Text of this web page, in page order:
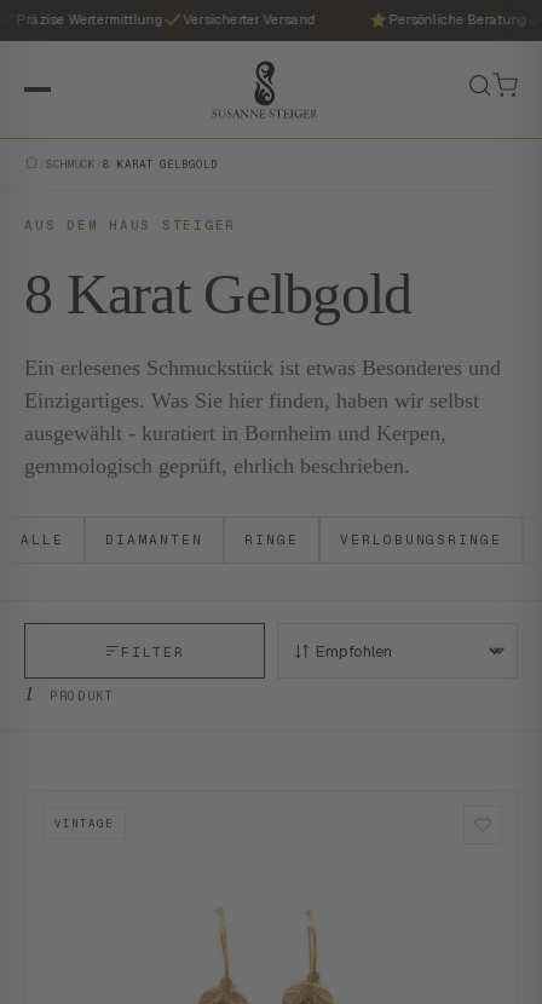
Präzise Wertermittlung Versicherter Versand Persönliche Beratung
SCHMUCK /8 KARAT GELBGOLD
AUS DEM HAUS STEIGER
8 Karat Gelbgold
Ein erlesenes Schmuckstück ist etwas Besonderes und
Einzigartiges. Was Sie hier finden, haben wir selbst
ausgewählt - kuratiert in Bornheim und Kerpen,
gemmologisch geprüft, ehrlich beschrieben.
ALLE DIAMANTEN RINGE VERLOBUNGSRINGE
1 PRODUKT
FILTER SORTIEREN:
VINTAGE